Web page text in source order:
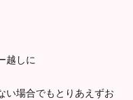
越しに
い場合でもとりあえずお